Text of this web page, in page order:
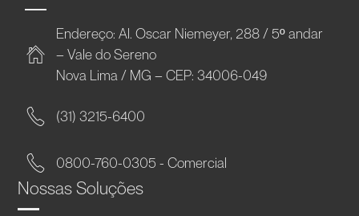
Endereço: Al. Oscar Niemeyer, 288 / 5º andar
– Vale do Sereno
Nova Lima / MG – CEP: 34006-049
(31) 3215-6400
0800-760-0305 - Comercial
Nossas Soluções